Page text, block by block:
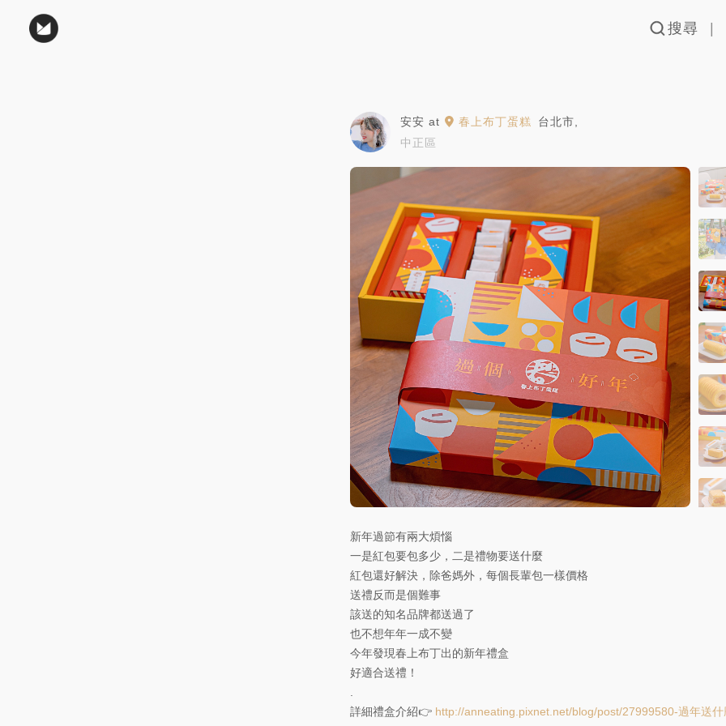
搜尋
安安 at 春上布丁蛋糕 台北市
中正區
新年過節有兩大煩惱
一是紅包要包多少，二是禮物要送什麼
紅包還好解決，除爸媽外，每個長輩包一樣價格
送禮反而是個難事
該送的知名品牌都送過了
也不想年年一成不變
今年發現春上布丁出的新年禮盒
好適合送禮！
詳細禮盒介紹👉 http://anneating.pixnet.net/blog/post/27999580-過年送什